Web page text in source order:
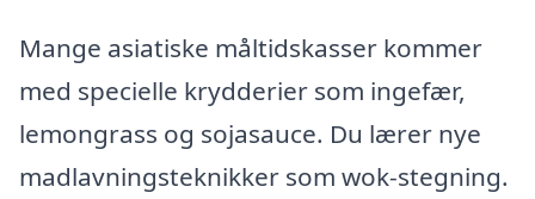
Mange asiatiske måltidskasser kommer
med specielle krydderier som ingefær,
lemongrass og sojasauce. Du lærer nye
madlavningsteknikker som wok-stegning.